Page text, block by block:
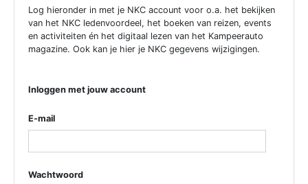
Log hieronder in met je NKC account voor o.a. het bekijken
van het NKC ledenvoordeel, het boeken van reizen, events
en activiteiten én het digitaal lezen van het Kampeerauto
magazine. Ook kan je hier je NKC gegevens wijzigingen.
Inloggen met jouw account
E-mail
Wachtwoord